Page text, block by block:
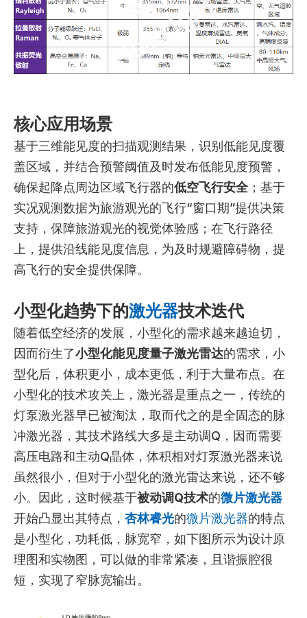
核心应用场景
基于三维能见度的扫描观测结果，识别低能见度覆
盖区域，并结合预警阈值及时发布低能见度预警，
确保起降点周边区域飞行器的低空飞行安全；基于
实况观测数据为旅游观光的飞行“窗口期”提供决策
支持，保障旅游观光的视觉体验感；在飞行路径
上，提供沿线能见度信息，为及时规避障碍物，提
高飞行的安全提供保障。
小型化趋势下的激光器技术迭代
随着低空经济的发展，小型化的需求越来越迫切，
因而衍生了小型化能见度量子激光雷达的需求，小
型化后，体积更小，成本更低，利于大量布点。在
小型化的技术攻关上，激光器是重点之一，传统的
灯泵激光器早已被淘汰，取而代之的是全固态的脉
冲激光器，其技术路线大多是主动调Q，因而需要
高压电路和主动Q晶体，体积相对灯泵激光器来说
虽然很小，但对于小型化的激光雷达来说，还不够
小。因此，这时候基于被动调Q技术的微片激光器
开始凸显出其特点， 杏林睿光的微片激光器的特点
是小型化，功耗低，脉宽窄，如下图所示为设计原
理图和实物图，可以做的非常紧凑，且谐振腔很
短，实现了窄脉宽输出。